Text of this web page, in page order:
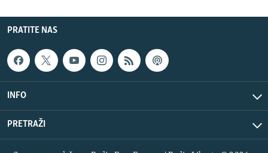
PRATITE NAS
INFO
PRETRAŽI